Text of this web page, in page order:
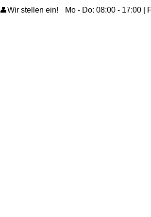
👤Wir stellen ein! Mo - Do: 08:00 - 17:00 |